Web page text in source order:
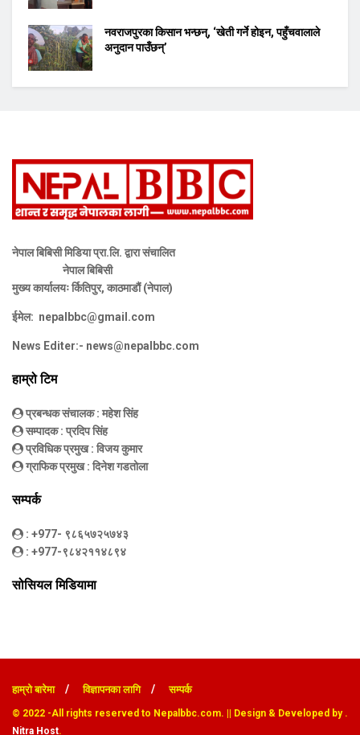
नवराजपुरका किसान भन्छन्, ‘खेती गर्ने होइन, पहुँचवालाले
अनुदान पाउँछन्’
नेपाल बिबिसी मिडिया प्रा.लि. द्वारा संचालित
नेपाल बिबिसी
मुख्य कार्यालयः र्कितिपुर, काठमाडौं (नेपाल)
ईमेल: nepalbbc@gmail.com
News Editer:- news@nepalbbc.com
हाम्रो टिम
प्रबन्धक संचालक: महेश सिंह
सम्पादक: प्रदिप सिंह
प्रविधिक प्रमुख: विजय कुमार
ग्राफिक प्रमुख: दिनेश गडतोला
सम्पर्क
: +977- ९८६५७२५७४३
: +977-९८४२११४८९४
सोसियल मिडियामा
हाम्रो बारेमा विज्ञापनका लागि सम्पर्क
© 2022 -All rights reserved to Nepalbbc.com. || Design & Developed by .
Nitra Host.